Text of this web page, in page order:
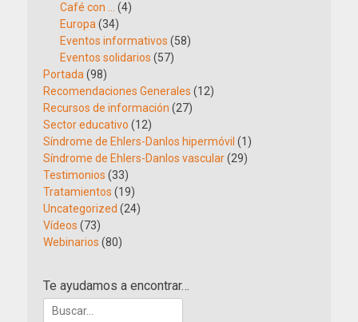
Café con …
(4)
Europa (34)
Eventos informativos (58)
Eventos solidarios (57)
Portada (98)
Recomendaciones Generales (12)
Recursos de información (27)
Sector educativo (12)
Síndrome de Ehlers-Danlos hipermóvil (1)
Síndrome de Ehlers-Danlos vascular(29)
Testimonios (33)
Tratamientos (19)
Uncategorized (24)
Vídeos (73)
Webinarios (80)
Te ayudamos a encontrar…
Buscar: